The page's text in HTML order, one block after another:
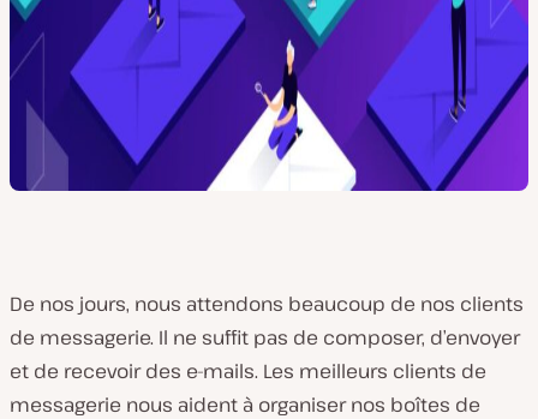
De nos jours, nous attendons beaucoup de nos clients
de messagerie. Il ne suffit pas de composer, d’envoyer
et de recevoir des e-mails. Les meilleurs clients de
messagerie nous aident à organiser nos boîtes de